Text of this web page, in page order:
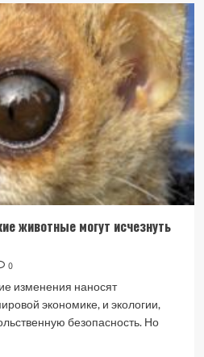
животные могут исчезнуть
0
изменения наносят
экономике, и экологии,
безопасность. Но